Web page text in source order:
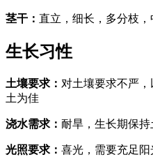
茎干 ： 直立，细长，多分枝，
生长习性
土壤要求 ： 对土壤要求不严
土为佳
浇水需求 ： 耐旱，生长期保
光照要求 ： 喜光，需要充足